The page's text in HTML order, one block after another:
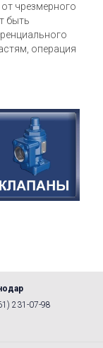
чрезмерного
быть
операция
231-07-98